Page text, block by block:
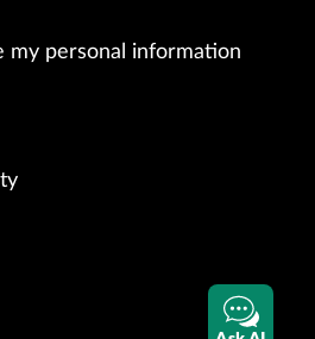
my personal information